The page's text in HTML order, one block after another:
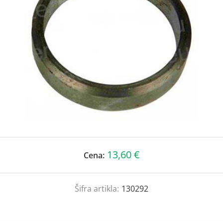
Cena: 13,60 €
Šifra artikla: 130292